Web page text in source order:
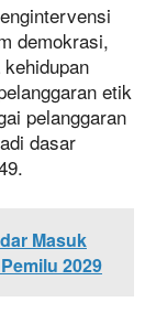
demokrasi,
etik
pelanggaran
dasar
Masuk
2029